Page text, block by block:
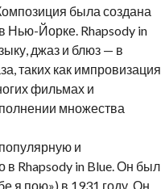
была создана
Нью-Йорке. Rhapsody in
джаз и блюз — в
таких как импровизация
фильмах и
множества
и
в Rhapsody in Blue. Он был
я пою») в 1931 году. Он